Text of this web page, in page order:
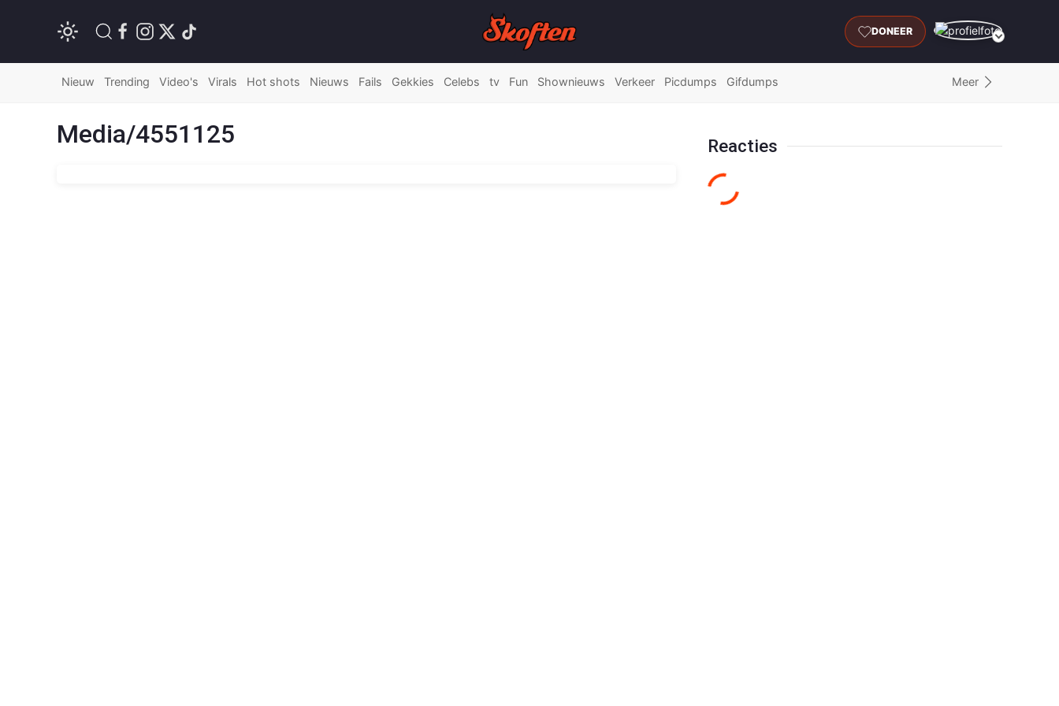
DONEER
Nieuw Trending Video's Virals Hot shots Nieuws Fails Gekkies Celebs tv Fun Shownieuws Verkeer Picdumps Gifdumps Meer
Media/4551125 Reacties